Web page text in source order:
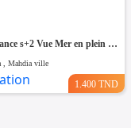
Pour Vacance s+2 Vue Mer en plein Zone Touristique Mahdia
, Mahdia ville
1.400 TND